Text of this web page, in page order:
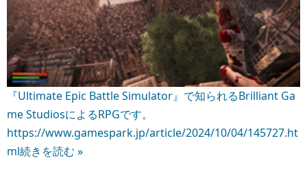
『Ultimate Epic Battle Simulator』で知られるBrilliant Ga
me StudiosによるRPGです。
https://www.gamespark.jp/article/2024/10/04/145727.ht
ml続きを読む »